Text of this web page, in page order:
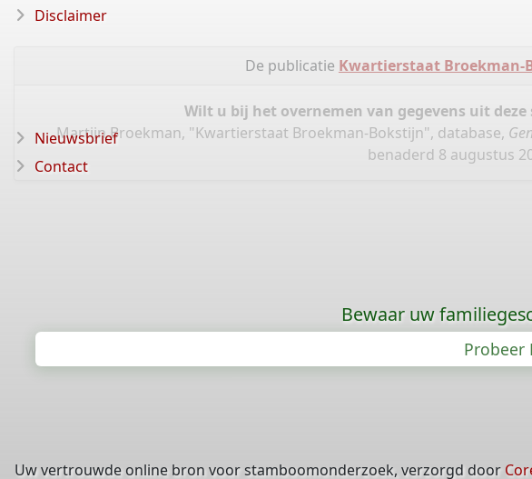
De publicatie Kwartierstaat Broekman-
Wilt u bij het overnemen van gegevens uit
Martijn Broekman, "Kwartierstaat Broekman-Bokstijn", database,
benaderd 8 augustus
Disclaimer
Nieuwsbrief
Contact
Bewaar uw
Probeer
Uw vertrouwde online bron voor stamboomonderzoek, verzorgd door